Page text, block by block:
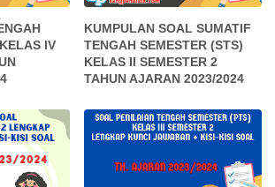
IV
KUMPULAN SOAL SUMATIF
TENGAH SEMESTER (STS)
KELAS II SEMESTER 2
TAHUN AJARAN 2023/2024